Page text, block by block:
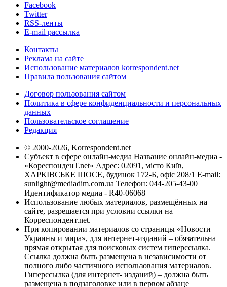
Facebook
Twitter
RSS-ленты
E-mail рассылка
Контакты
Реклама на сайте
Использование материалов korrespondent.net
Правила пользования сайтом
Договор пользования сайтом
Политика в сфере конфиденциальности и персональных
данных
Пользовательское соглашение
Редакция
© 2000-2026, Korrespondent.net
Субъект в сфере онлайн-медиа Название онлайн-медиа -
«КореспонденТ.net» Адрес: 02091, місто Київ,
ХАРКІВСЬКЕ ШОСЕ, будинок 172-Б, офіс 208/1 E-mail:
sunlight@mediadim.com.ua Телефон: 044-205-43-00
Идентификатор медиа - R40-06068
Использование любых материалов, размещённых на
сайте, разрешается при условии ссылки на
Корреспондент.net.
При копировании материалов со страницы «Новости
Украины и мира», для интернет-изданий – обязательна
прямая открытая для поисковых систем гиперссылка.
Ссылка должна быть размещена в независимости от
полного либо частичного использования материалов.
Гиперссылка (для интернет- изданий) – должна быть
размещена в подзаголовке или в первом абзаце